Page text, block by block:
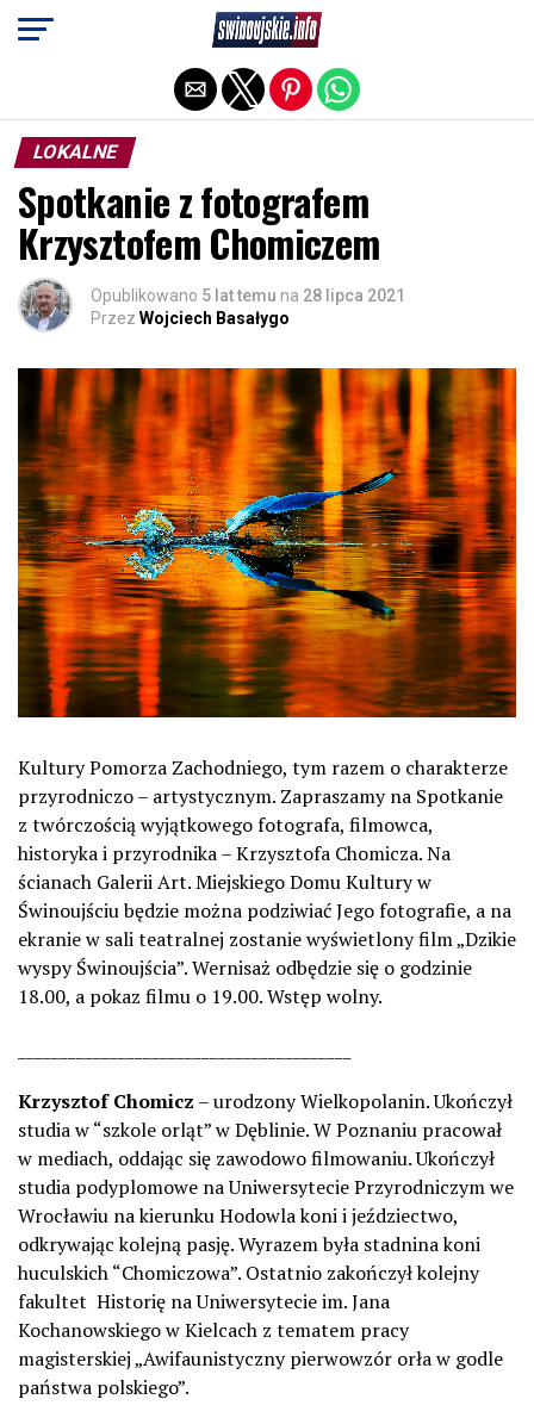
LOKALNE
Spotkanie z fotografem
Krzysztofem Chomiczem
Opublikowano 5 lat temu na 28 lipca 2021
Przez Wojciech Basałygo
Kultury Pomorza Zachodniego, tym razem o charakterze
przyrodniczo – artystycznym. Zapraszamy na Spotkanie
z twórczością wyjątkowego fotografa, filmowca,
historyka i przyrodnika – Krzysztofa Chomicza. Na
ścianach Galerii Art. Miejskiego Domu Kultury w
Świnoujściu będzie można podziwiać Jego fotografie, a na
ekranie w sali teatralnej zostanie wyświetlony film „Dzikie
wyspy Świnoujścia”. Wernisaż odbędzie się o godzinie
18.00, a pokaz filmu o 19.00. Wstęp wolny.
Krzysztof Chomicz – urodzony Wielkopolanin. Ukończył
studia w “szkole orląt” w Dęblinie. W Poznaniu pracował
w mediach, oddając się zawodowo filmowaniu. Ukończył
studia podyplomowe na Uniwersytecie Przyrodniczym we
Wrocławiu na kierunku Hodowla koni i jeździectwo,
odkrywając kolejną pasję. Wyrazem była stadnina koni
huculskich “Chomiczowa”. Ostatnio zakończył kolejny
fakultet Historię na Uniwersytecie im. Jana
Kochanowskiego w Kielcach z tematem pracy
magisterskiej „Awifaunistyczny pierwowzór orła w godle
państwa polskiego”.
Exit mobile version